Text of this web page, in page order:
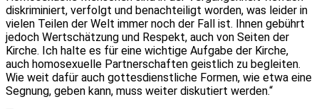
diskriminiert, verfolgt und benachteiligt worden, was leider in
vielen Teilen der Welt immer noch der Fall ist. Ihnen gebührt
jedoch Wertschätzung und Respekt, auch von Seiten der
Kirche. Ich halte es für eine wichtige Aufgabe der Kirche,
auch homosexuelle Partnerschaften geistlich zu begleiten.
Wie weit dafür auch gottesdienstliche Formen, wie etwa eine
Segnung, geben kann, muss weiter diskutiert werden.“